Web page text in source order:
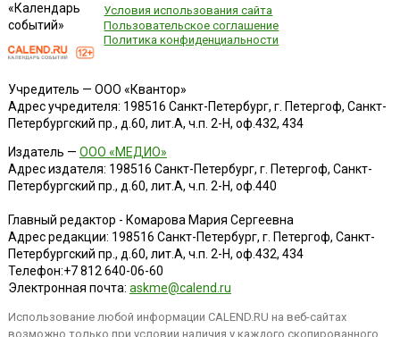
«Календарь
событий»
Условия использования сайта
Пользовательское соглашение
Политика конфиденциальности
Учредитель — ООО «Квантор»
Адрес учредителя: 198516 Санкт-Петербург, г. Петергоф, Санкт-
Петербургский пр., д.60, лит.А, ч.п. 2-Н, оф.432, 434
Издатель — ООО «МЕДИО»
Адрес издателя: 198516 Санкт-Петербург, г. Петергоф, Санкт-
Петербургский пр., д.60, лит.А, ч.п. 2-Н, оф.440
Главный редактор - Комарова Мария Сергеевна
Адрес редакции: 198516 Санкт-Петербург, г. Петергоф, Санкт-
Петербургский пр., д.60, лит.А, ч.п. 2-Н, оф.432, 434
Телефон:+7 812 640-06-60
Электронная почта: askme@calend.ru
Использование любой информации CALEND.RU на веб-сайтах
возможно только при условии наличия у каждого скопированного